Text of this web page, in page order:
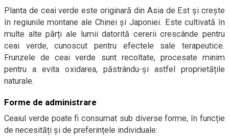
Planta de ceai verde este originară din Asia de Est și crește
în regiunile montane ale Chinei și Japoniei. Este cultivată în
multe alte părți ale lumii datorită cererii crescânde pentru
ceai verde, cunoscut pentru efectele sale terapeutice.
Frunzele de ceai verde sunt recoltate, procesate minim
pentru a evita oxidarea, păstrându-și astfel proprietățile
naturale.
Forme de administrare
Ceaiul verde poate fi consumat sub diverse forme, în funcție
de necesități și de preferințele individuale: